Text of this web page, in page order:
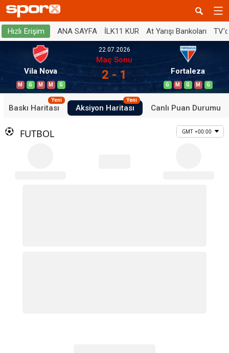
Hızlı Erişim ANA SAYFA İLK11 KUR At Yarışı Bankoları
Vila Nova
M G M M G
22.07.2026
Maç Sonu
2 - 1 Fortaleza
G M G M G
Baskı Haritası
Yeni
Aksiyon Haritası
Yeni
Canlı Puan Durumu
FUTBOL GMT +00:00